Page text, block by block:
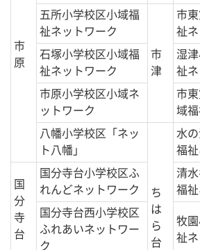
市
原
五所小学校区小域福
祉ネットワーク
市
津
市
祉
石塚小学校区小域福
祉ネットワーク
湿
祉
市原小学校区小域ネ
ットワーク
市
域
八幡小学校区「ネッ
ト八幡」
ち
は
ら
台
水
福
国
分
寺
台
国分寺台小学校区ふ
れんどネットワーク
清
福
国分寺台西小学校区
ふれあいネットワー
ク
牧
祉